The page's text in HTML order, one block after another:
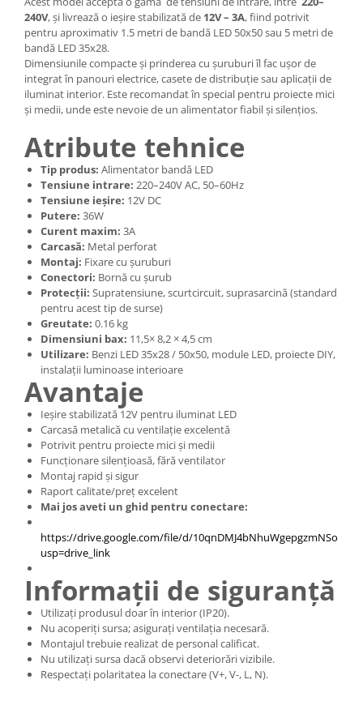
240V, și livrează o ieșire stabilizată de 12V – 3A, fiind potrivit
pentru aproximativ 1.5 metri de bandă LED 50x50 sau 5 metri de
bandă LED 35x28.
Dimensiunile compacte și prinderea cu șuruburi îl fac ușor de
integrat în panouri electrice, casete de distribuție sau aplicații de
iluminat interior. Este recomandat în special pentru proiecte mici
și medii, unde este nevoie de un alimentator fiabil și silențios.
Atribute tehnice
Tip produs: Alimentator bandă LED
Tensiune intrare: 220–240V AC, 50–60Hz
Tensiune ieșire: 12V DC
Putere: 36W
Curent maxim: 3A
Carcasă: Metal perforat
Montaj: Fixare cu șuruburi
Conectori: Bornă cu șurub
Protecții: Supratensiune, scurtcircuit, suprasarcină (standard
pentru acest tip de surse)
Greutate: 0.16 kg
Dimensiuni bax: 11,5× 8,2 × 4,5 cm
Utilizare: Benzi LED 35x28 / 50x50, module LED, proiecte DIY,
instalații luminoase interioare
Avantaje
Ieșire stabilizată 12V pentru iluminat LED
Carcasă metalică cu ventilație excelentă
Potrivit pentru proiecte mici și medii
Funcționare silențioasă, fără ventilator
Montaj rapid și sigur
Raport calitate/preț excelent
Mai jos aveti un ghid pentru conectare:
https://drive.google.com/file/d/
usp=drive_link
Informații de siguranță
Utilizați produsul doar în interior (IP20).
Nu acoperiți sursa; asigurați ventilația necesară.
Montajul trebuie realizat de personal calificat.
Nu utilizați sursa dacă observi deteriorări vizibile.
Respectați polaritatea la conectare (V+, V-, L, N).